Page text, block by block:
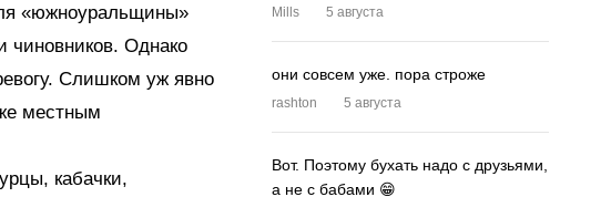
«южноуральщины»
чиновников. Однако
Слишком уж явно
местным
кабачки,
Mills 5 августа
они совсем уже. пора строже
rashton 5 августа
Вот. Поэтому бухать надо с друзьями,
а не с бабами 😁